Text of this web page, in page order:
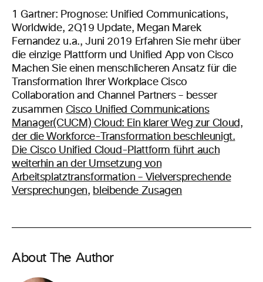
1 Gartner: Prognose: Unified Communications,
Worldwide, 2Q19 Update, Megan Marek
Fernandez u.a., Juni 2019 Erfahren Sie mehr über
die einzige Plattform und Unified App von Cisco
Machen Sie einen menschlicheren Ansatz für die
Transformation Ihrer Workplace Cisco
Collaboration and Channel Partners – besser
zusammen Cisco Unified Communications
Manager(CUCM) Cloud: Ein klarer Weg zur Cloud,
der die Workforce-Transformation beschleunigt.
Die Cisco Unified Cloud-Plattform führt auch
weiterhin an der Umsetzung von
Arbeitsplatztransformation – Vielversprechende
Versprechungen, bleibende Zusagen
About The Author